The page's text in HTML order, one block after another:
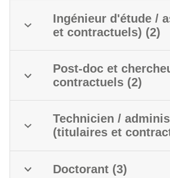
Ingénieur d'étude /
et contractuels) (2)
Post-doc et
contractuels (2)
Technicien /
Doctorant (3)